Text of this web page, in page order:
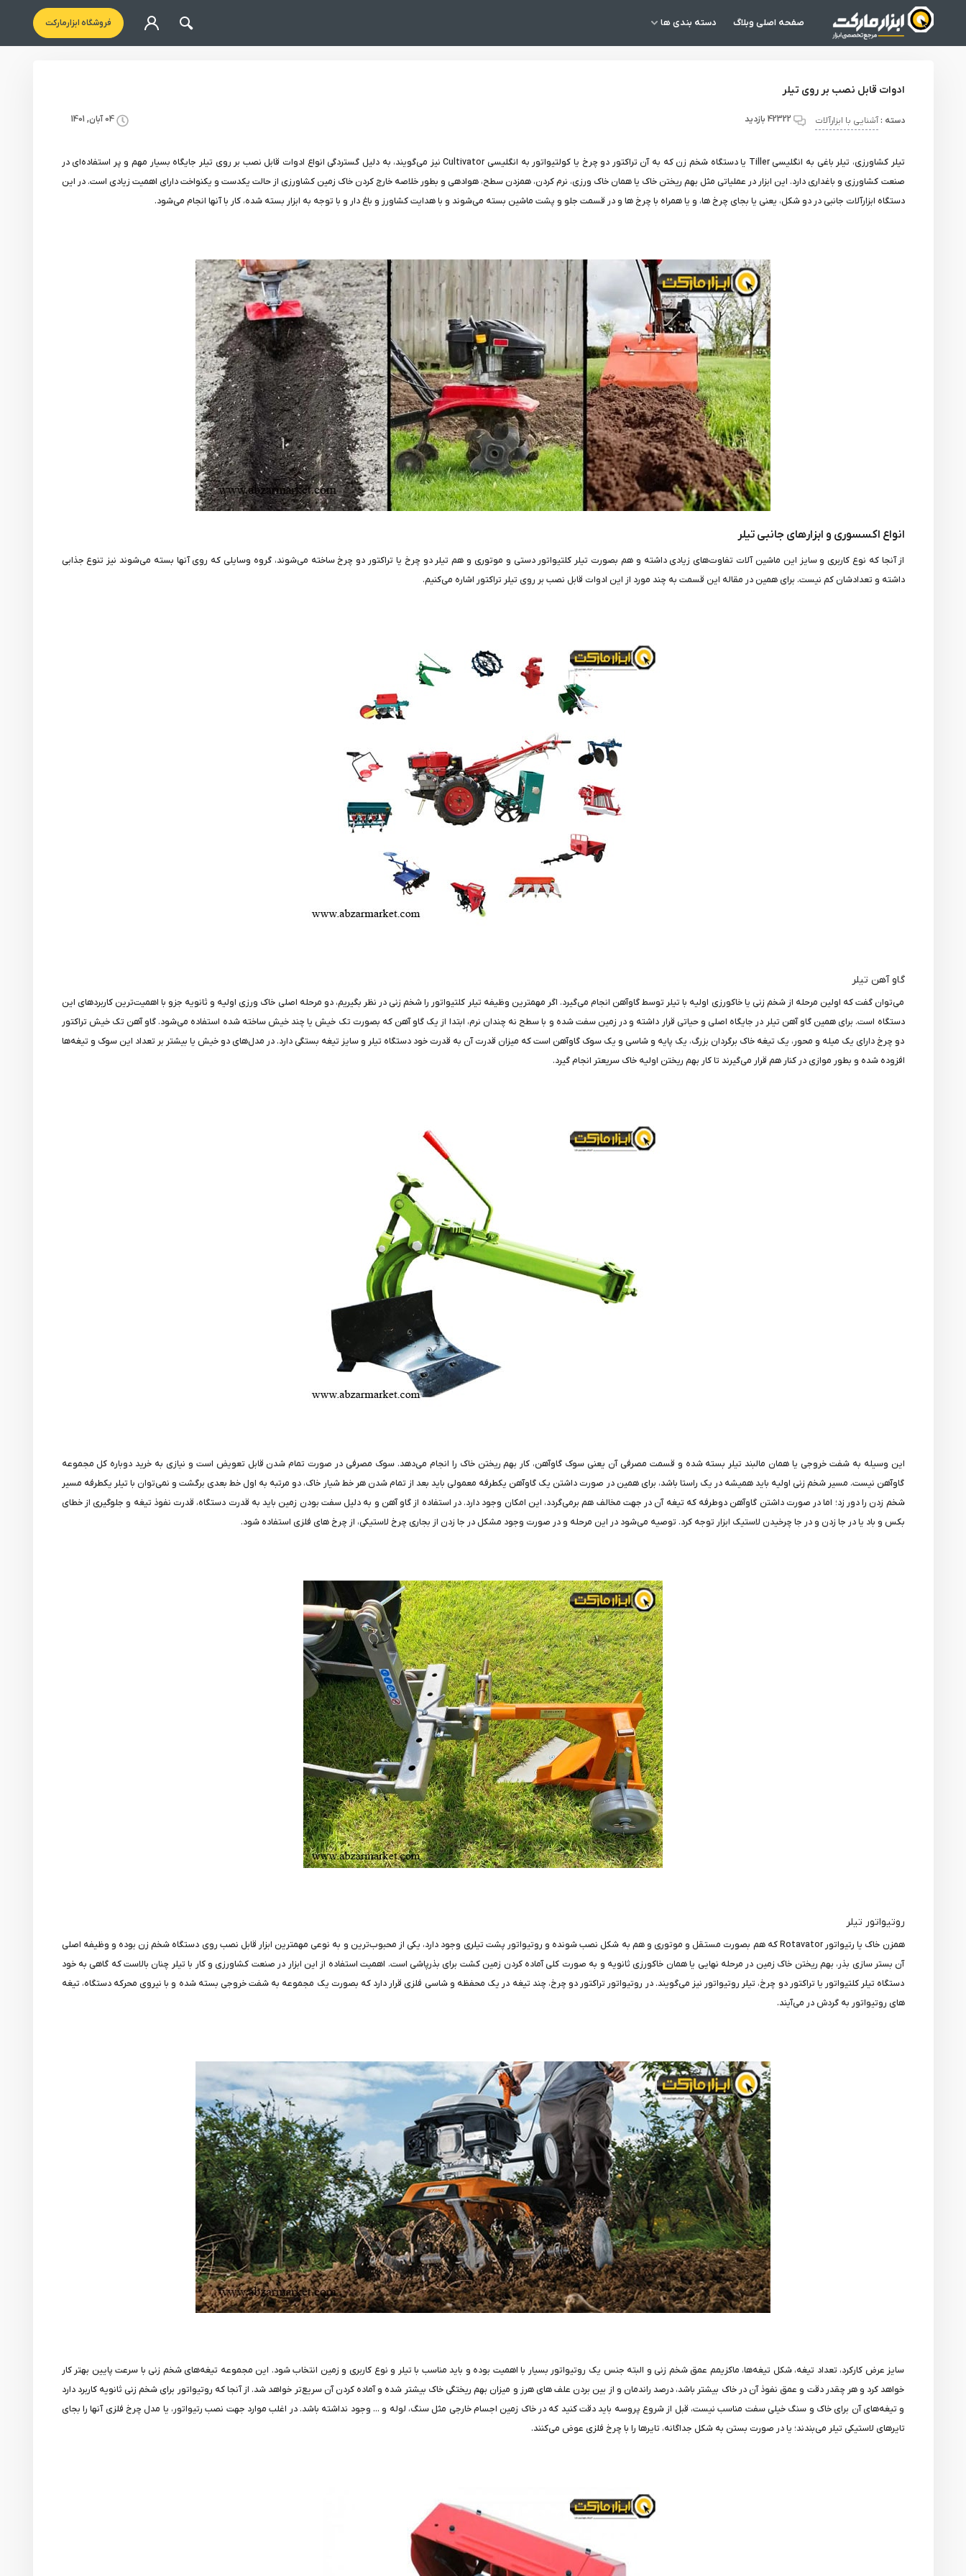
صفحه اصلی وبلاگ دسته بندی ها فروشگاه ابزارمارکت
ادوات قابل نصب بر روی تیلر
دسته :آشنایی با ابزارآلات 04 آبان, 1401 42322 بازدید
تیلر کشاورزی، تیلر باغی به انگلیسی Tiller یا دستگاه شخم زن که به آن تراکتور دو چرخ یا کولتیواتور به انگلیسی Cultivator نیز می‌گویند، به دلیل گستردگی انواع ادوات قابل نصب بر روی تیلر جایگاه بسیار مهم و پر استفاده‌ای در
صنعت کشاورزی و باغداری دارد. این ابزار در عملیاتی مثل بهم ریختن خاک یا همان خاک ورزی، نرم کردن، همزدن سطح، هوادهی و بطور خلاصه خارج کردن خاک زمین کشاورزی از حالت یکدست و یکنواخت دارای اهمیت زیادی است. در این
دستگاه ابزارآلات جانبی در دو شکل، یعنی یا بجای چرخ ها، و یا همراه با چرخ ها و در قسمت جلو و پشت ماشین بسته می‌شوند و با هدایت کشاورز و باغ دار و با توجه به ابزار بسته شده، کار با آنها انجام می‌شود.
انواع اکسسوری و ابزارهای جانبی تیلر
از آنجا که نوع کاربری و سایز این ماشین آلات تفاوت‌های زیادی داشته و هم بصورت تیلر کلتیواتور دستی و موتوری و هم تیلر دو چرخ یا تراکتور دو چرخ ساخته می‌شوند، گروه وسایلی که روی آنها بسته می‌شوند نیز تنوع جذابی
داشته و تعدادشان کم نیست. برای همین در مقاله این قسمت به چند مورد از این ادوات قابل نصب بر روی تیلر تراکتور اشاره می‌کنیم.
گاو آهن تیلر
می‌توان گفت که اولین مرحله از شخم زنی یا خاکورزی اولیه با تیلر توسط گاوآهن انجام می‌گیرد. اگر مهمترین وظیفه تیلر کلتیواتور را شخم زنی در نظر بگیریم، دو مرحله اصلی خاک ورزی اولیه و ثانویه جزو با اهمیت‌ترین کاربردهای این
دستگاه است. برای همین گاو آهن تیلر در جایگاه اصلی و حیاتی قرار داشته و در زمین سفت شده و با سطح نه چندان نرم، ابتدا از یک گاو آهن که بصورت تک خیش یا چند خیش ساخته شده استفاده می‌شود. گاو آهن تک خیش تراکتور
دو چرخ دارای یک میله و محور، یک تیغه خاک برگردان بزرگ، یک پایه و شاسی و یک سوک گاوآهن است که میزان قدرت آن به قدرت خود دستگاه تیلر و سایز تیغه بستگی دارد. در مدل‌های دو خیش یا بیشتر بر تعداد این سوک و تیغه‌ها
افزوده شده و بطور موازی در کنار هم قرار می‌گیرند تا کار بهم ریختن اولیه خاک سریعتر انجام گیرد.
این وسیله به شفت خروجی یا همان مالبند تیلر بسته شده و قسمت مصرفی آن یعنی سوک گاوآهن، کار بهم ریختن خاک را انجام می‌دهد. سوک مصرفی در صورت تمام شدن قابل تعویض است و نیازی به خرید دوباره کل مجموعه
گاوآهن نیست. مسیر شخم زنی اولیه باید همیشه در یک راستا باشد، برای همین در صورت داشتن یک گاوآهن یکطرفه معمولی باید بعد از تمام شدن هر خط شیار خاک، دو مرتبه به اول خط بعدی برگشت و نمی‌توان با تیلر یکطرفه مسیر
شخم زدن را دور زد؛ اما در صورت داشتن گاوآهن دوطرفه که تیغه آن در جهت مخالف هم برمی‌گردد، این امکان وجود دارد. در استفاده از گاو آهن و به دلیل سفت بودن زمین باید به قدرت دستگاه، قدرت نفوذ تیغه و جلوگیری از خطای
بکس و باد یا در جا زدن و در جا چرخیدن لاستیک ابزار توجه کرد. توصیه می‌شود در این مرحله و در صورت وجود مشکل در جا زدن از بجاری چرخ لاستیکی، از چرخ های فلزی استفاده شود.
روتیواتور تیلر
همزن خاک یا رتیواتور Rotavator که هم بصورت مستقل و موتوری و هم به شکل نصب شونده و روتیواتور پشت تیلری وجود دارد، یکی از محبوب‌ترین و به نوعی مهمترین ابزار قابل نصب روی دستگاه شخم زن بوده و وظیفه اصلی
آن بستر سازی بذر، بهم ریختن خاک زمین در مرحله نهایی یا همان خاکورزی ثانویه و به صورت کلی آماده کردن زمین کشت برای بذرپاشی است. اهمیت استفاده از این ابزار در صنعت کشاورزی و کار با تیلر چنان بالاست که گاهی به خود
دستگاه تیلر کلتیواتور یا تراکتور دو چرخ، تیلر روتیواتور نیز می‌گویند. در روتیواتور تراکتور دو چرخ، چند تیغه در یک محفظه و شاسی فلزی قرار دارد که بصورت یک مجموعه به شفت خروجی بسته شده و با نیروی محرکه دستگاه، تیغه
های روتیواتور به گردش در می‌آیند.
سایز عرض کارکرد، تعداد تیغه، شکل تیغه‌ها، ماکزیمم عمق شخم زنی و البته جنس یک روتیواتور بسیار با اهمیت بوده و باید مناسب با تیلر و نوع کاربری و زمین انتخاب شود. این مجموعه تیغه‌های شخم زنی با سرعت پایین بهتر کار
خواهد کرد و هر چقدر دقت و عمق نفوذ آن در خاک بیشتر باشد، درصد راندمان و از بین بردن علف های هرز و میزان بهم ریختگی خاک بیشتر شده و آماده کردن آن سریع‌تر خواهد شد. از آنجا که روتیواتور برای شخم زنی ثانویه کاربرد دارد
و تیغه‌های آن برای خاک و سنگ خیلی سفت مناسب نیست، قبل از شروع پروسه باید دقت کنید که در خاک زمین اجسام خارجی مثل سنگ، لوله و ... وجود نداشته باشد. در اغلب موارد جهت نصب رتیواتور، یا مدل چرخ فلزی آنها را بجای
تایرهای لاستیکی تیلر می‌بندند؛ یا در صورت بستن به شکل جداگانه، تایرها را با چرخ فلزی عوض می‌کنند.